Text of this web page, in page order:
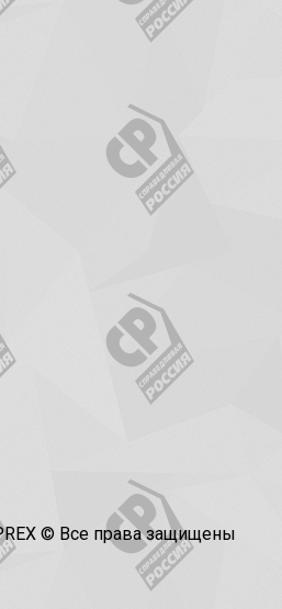
© Все права защищены